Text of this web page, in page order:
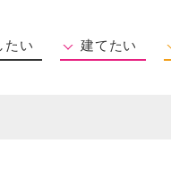
たい 建てたい